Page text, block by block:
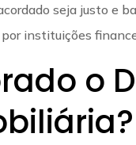
seja justo e
instituições
o